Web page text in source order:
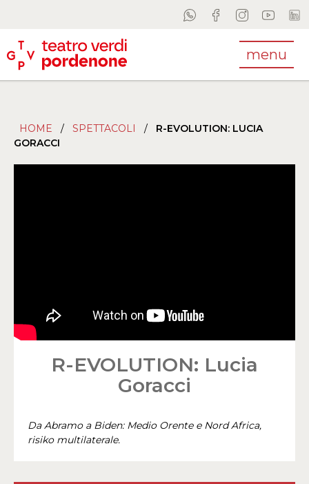
menu
HOME / SPETTACOLI /
R-EVOLUTION: LUCIA
GORACCI
R-EVOLUTION: Lucia
Goracci
Da Abramo a Biden: Medio Orente e Nord Africa,
risiko multilaterale.